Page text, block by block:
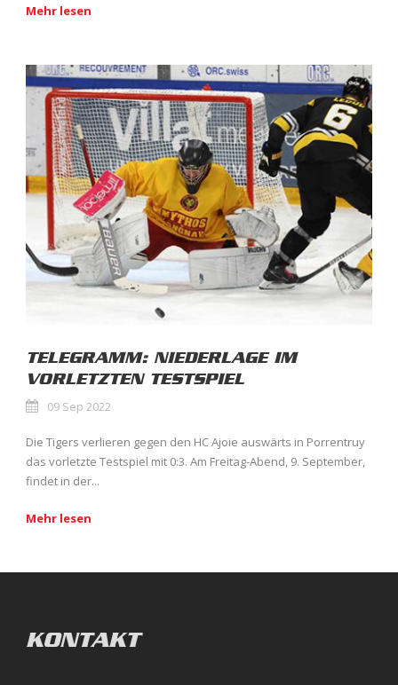
Mehr lesen
TELEGRAMM: NIEDERLAGE IM
VORLETZTEN TESTSPIEL
09 Sep 2022
Die Tigers verlieren gegen den HC Ajoie auswärts in Porrentruy
das vorletzte Testspiel mit 0:3. Am Freitag-Abend, 9. September,
findet in der...
Mehr lesen
KONTAKT